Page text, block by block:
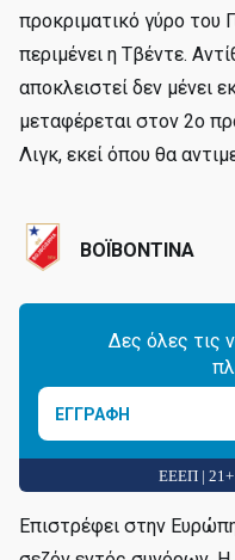
προκριματικό γύρο του
περιμένει η Τβέντε.
αποκλειστεί δεν μένει
μεταφέρεται στον 2ο
Λιγκ, εκεί όπου θα
ΒΟΪΒΟΝΤΙΝΑ
Δες όλες τις
ΕΓΓΡΑΦΗ
ΕΕΕΠ |
Επιστρέφει στην